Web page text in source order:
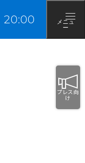
20:00
メニュ
ー
プレス向
け